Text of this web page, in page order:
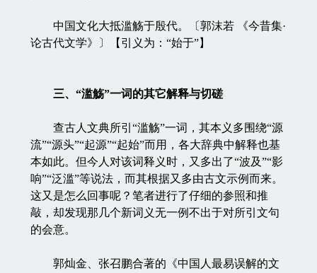
中国文化大抵滥觞于殷代。〔郭沫若 《今昔集·
论古代文学》〕【引义为：“始于”】
三、“滥觞”一词的其它解释与切磋
查古人文典所引“滥觞”一词，其本义多围绕“源
流”“源头”“起源”“起始”而用，各大辞典中解释也基
本如此。但今人对该词释义时，又多出了“波及”“影
响”“泛滥”等说法，而其根据又多由古文示例而来。
这又是怎么回事呢？笔者进行了仔细的参照和推
敲，却发现那几个新词义无一例不出于对所引文句
的会意。
郭灿金、张召鹏合著的《中国人最易误解的文